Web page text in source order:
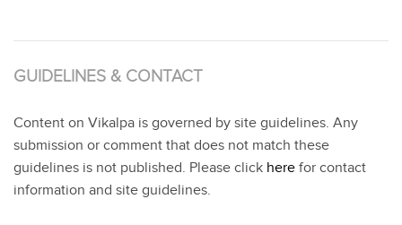
GUIDELINES & CONTACT
Content on Vikalpa is governed by site guidelines. Any
submission or comment that does not match these
guidelines is not published. Please click here for contact
information and site guidelines.